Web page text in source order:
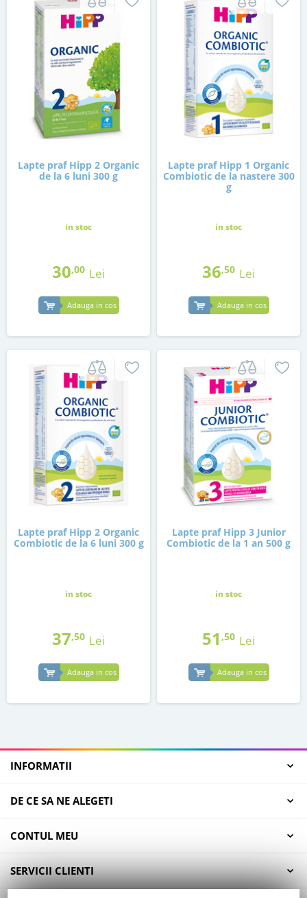
Lapte praf Hipp 2 Organic
de la 6 luni 300 g
in stoc
30,00 Lei
Adauga in cos
Lapte praf Hipp 1 Organic
Combiotic de la nastere 300
g
in stoc
36,50 Lei
Adauga in cos
Lapte praf Hipp 2 Organic
Combiotic de la 6 luni 300 g
in stoc
37,50 Lei
Adauga in cos
Lapte praf Hipp 3 Junior
Combiotic de la 1 an 500 g
in stoc
51 ,50 Lei
Adauga in cos
INFORMATII
DE CE SA NE ALEGETI
CONTUL MEU
SERVICII CLIENTI